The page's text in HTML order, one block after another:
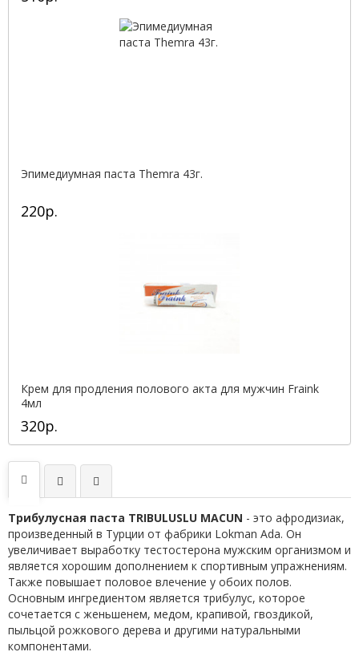
Эпимедиумная паста Themra 43г.
220р.
Крем для продления полового акта для мужчин Fraink
4мл
320р.
Трибулусная паста TRIBULUSLU MACUN - это афродизиак,
произведенный в Турции от фабрики Lokman Ada. Он
увеличивает выработку тестостерона мужским организмом и
является хорошим дополнением к спортивным упражнениям.
Также повышает половое влечение у обоих полов.
Основным ингредиентом является трибулус, которое
сочетается с женьшенем, медом, крапивой, гвоздикой,
пыльцой рожкового дерева и другими натуральными
компонентами.